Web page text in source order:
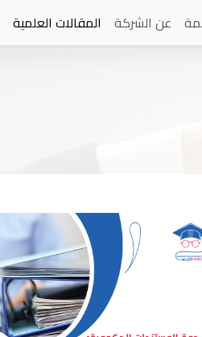
عن الشركة المقالات العلمية